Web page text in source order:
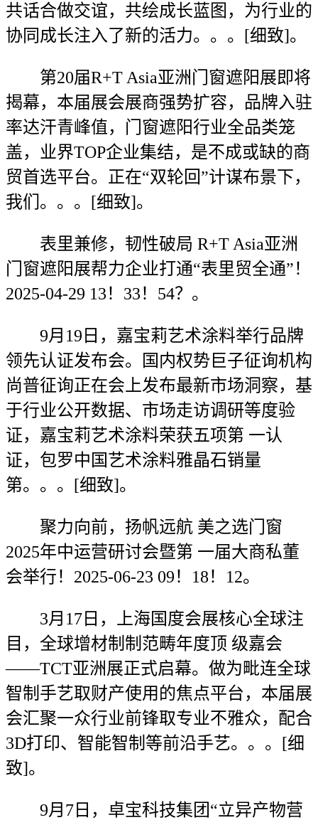
共话合做交谊，共绘成长蓝图，为行业的
协同成长注入了新的活力。。。[细致]。
第20届R+T Asia亚洲门窗遮阳展即将
揭幕，本届展会展商强势扩容，品牌入驻
率达汗青峰值，门窗遮阳行业全品类笼
盖，业界TOP企业集结，是不成或缺的商
贸首选平台。正在“双轮回”计谋布景下，
我们。。。[细致]。
表里兼修，韧性破局 R+T Asia亚洲
门窗遮阳展帮力企业打通“表里贸全通”！
2025-04-29 13！33！54？。
9月19日，嘉宝莉艺术涂料举行品牌
领先认证发布会。国内权势巨子征询机构
尚普征询正在会上发布最新市场洞察，基
于行业公开数据、市场走访调研等度验
证，嘉宝莉艺术涂料荣获五项第 一认
证，包罗中国艺术涂料雅晶石销量
第。。。[细致]。
聚力向前，扬帆远航 美之选门窗
2025年中运营研讨会暨第 一届大商私董
会举行！2025-06-23 09！18！12。
3月17日，上海国度会展核心全球注
目，全球增材制制范畴年度顶 级嘉会
——TCT亚洲展正式启幕。做为毗连全球
智制手艺取财产使用的焦点平台，本届展
会汇聚一众行业前锋取专业不雅众，配合
3D打印、智能智制等前沿手艺。。。[细
致]。
9月7日，卓宝科技集团“立异产物营